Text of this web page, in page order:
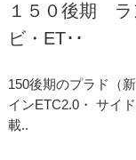
１５０後期
ビ・ET･･
150後期のプラド（
インETC2.0・ サイ
載..